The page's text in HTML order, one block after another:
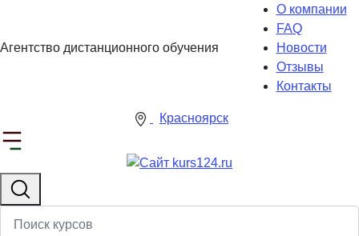
Агентство дистанционного обучения
О компании
FAQ
Новости
Отзывы
Контакты
Красноярск